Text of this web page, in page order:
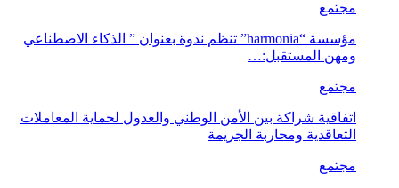
مجتمع
مؤسسة “harmonia” تنظم ندوة بعنوان ” الذكاء الاصطناعي
ومهن المستقبل:…
مجتمع
اتفاقية شراكة بين الأمن الوطني والعدول لحماية المعاملات
التعاقدية ومحاربة الجريمة
مجتمع